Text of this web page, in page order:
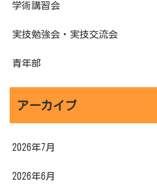
学術講習会
実技勉強会・実技交流会
青年部
アーカイブ
2026年7月
2026年6月